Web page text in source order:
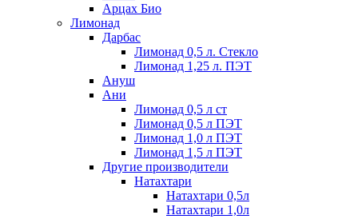
Арцах Био
Лимонад
Дарбас
Лимонад 0,5 л. Стекло
Лимонад 1,25 л. ПЭТ
Ануш
Ани
Лимонад 0,5 л ст
Лимонад 0,5 л ПЭТ
Лимонад 1,0 л ПЭТ
Лимонад 1,5 л ПЭТ
Другие производители
Натахтари
Натахтари 0,5л
Натахтари 1,0л